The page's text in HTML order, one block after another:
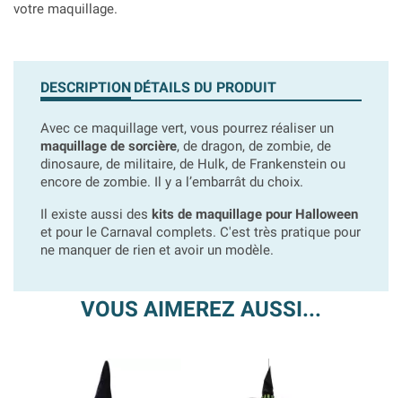
votre maquillage.
DESCRIPTION DÉTAILS DU PRODUIT
Avec ce maquillage vert, vous pourrez réaliser un
maquillage de sorcière, de dragon, de zombie, de
dinosaure, de militaire, de Hulk, de Frankenstein ou
encore de zombie. Il y a l’embarrât du choix.
Il existe aussi des kits de maquillage pour Halloween
et pour le Carnaval complets. C'est très pratique pour
ne manquer de rien et avoir un modèle.
VOUS AIMEREZ AUSSI...